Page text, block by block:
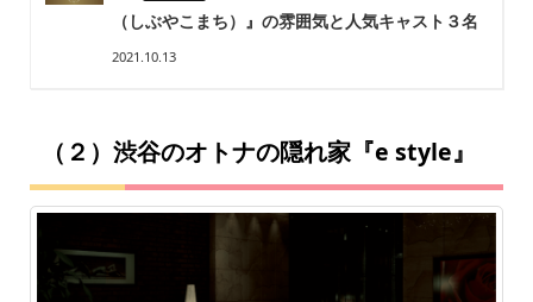
（しぶやこまち）』の雰囲気と人気キャスト３名
2021.10.13
（２）渋谷のオトナの隠れ家『e style』